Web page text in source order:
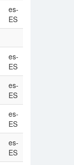
es-
ES
es-
ES
es-
ES
es-
ES
es-
ES